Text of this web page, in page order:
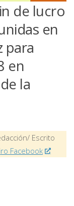
de lucro
en
para
en
la
Escrito
Facebook